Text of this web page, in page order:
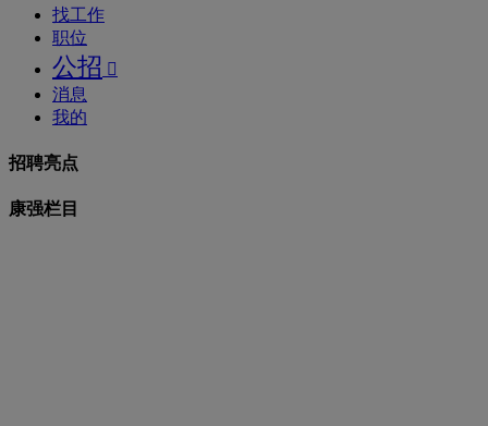
找工作
职位
公招 
消息
我的
招聘亮点
康强栏目